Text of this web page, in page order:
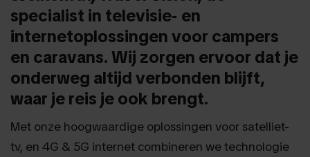
specialist in televisie- en
internetoplossingen voor campers
en caravans. Wij zorgen ervoor dat je
onderweg altijd verbonden blijft,
waar je reis je ook brengt.
Met onze hoogwaardige oplossingen voor satelliet-
tv, en 4G & 5G internet combineren we technologie